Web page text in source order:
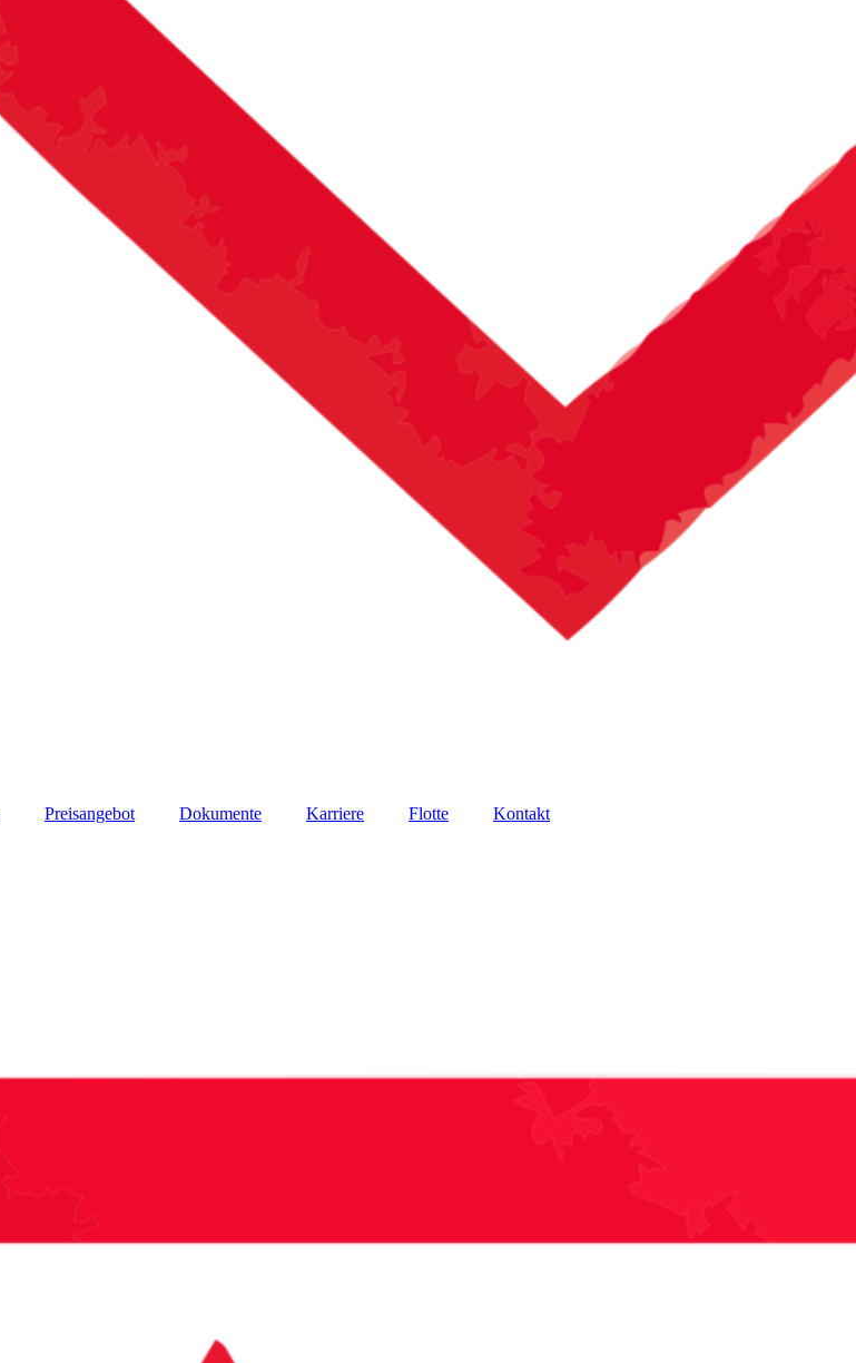
Preisangebot Dokumente Karriere Flotte Kontakt